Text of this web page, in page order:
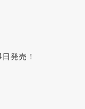
発売！